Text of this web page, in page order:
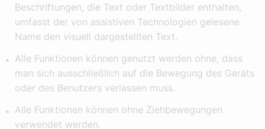
Beschriftungen, die Text oder Textbilder enthalten,
umfasst der von assistiven Technologien gelesene
Name den visuell dargestellten Text.
Alle Funktionen können genutzt werden ohne, dass
man sich ausschließlich auf die Bewegung des Geräts
oder des Benutzers verlassen muss.
Alle Funktionen können ohne Ziehbewegungen
verwendet werden.